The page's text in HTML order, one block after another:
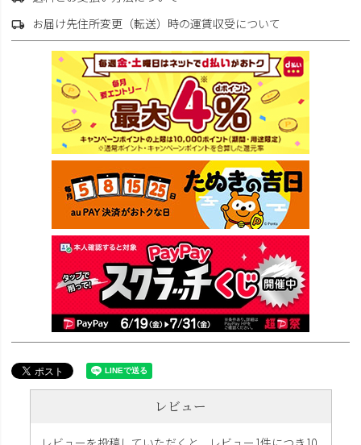
お届け先住所変更（転送）時の運賃収受について
レビュー